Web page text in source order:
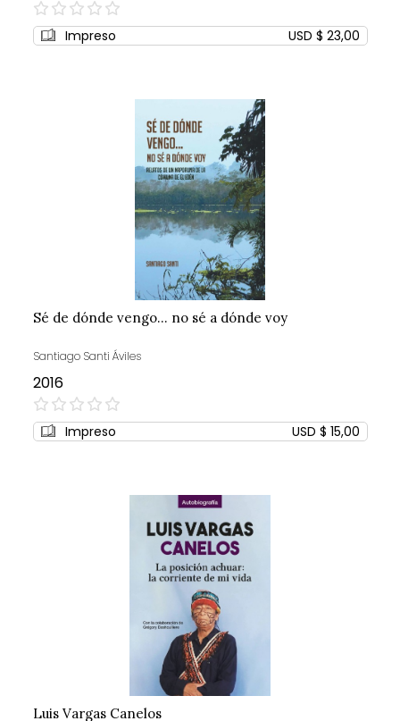
0%
Impreso USD $ 23,00
Sé de dónde vengo... no sé a dónde voy
Santiago Santi Áviles
2016
0%
Impreso USD $ 15,00
Luis Vargas Canelos